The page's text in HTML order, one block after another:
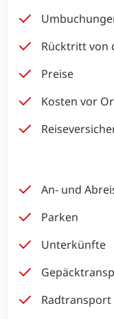
Rücktritt von
Preise
Kosten vor
An- und
Parken
Unterkünfte
Radtransport